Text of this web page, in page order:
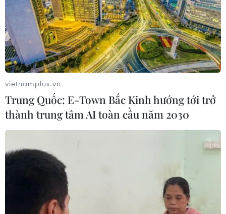
Đảo chiều, giá vàng SJC giảm cao nhất tới
150.000 đồng mỗi lượng
Các doanh nghiệp trong nước đồng loạt điều chỉnh
giảm giá vàng SJC phiên sáng 12/11 sau khi thị trường
thế giới đi xuống, mức giảm cao nhất lên tới 150.000
vietnamplus.vn
Trung Quốc: E-Town Bắc Kinh hướng tới trở
thành trung tâm AI toàn cầu năm 2030